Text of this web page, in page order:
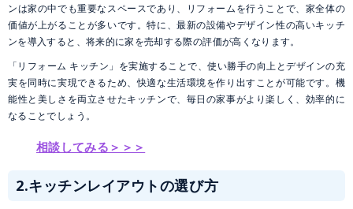
ンは家の中でも重要なスペースであり、リフォームを行うことで、家全体の
価値が上がることが多いです。特に、最新の設備やデザイン性の高いキッチ
ンを導入すると、将来的に家を売却する際の評価が高くなります。
「リフォーム キッチン」を実施することで、使い勝手の向上とデザインの充
実を同時に実現できるため、快適な生活環境を作り出すことが可能です。機
能性と美しさを両立させたキッチンで、毎日の家事がより楽しく、効率的に
なることでしょう。
相談してみる＞＞＞
2.キッチンレイアウトの選び方